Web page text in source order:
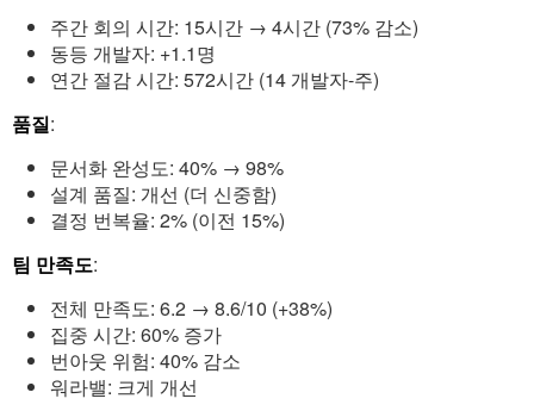
주간 회의 시간: 15시간 → 4시간 (73% 감소)
동등 개발자: +1.1명
연간 절감 시간: 572시간 (14 개발자-주)
품질:
문서화 완성도: 40% → 98%
설계 품질: 개선 (더 신중함)
결정 번복율: 2% (이전 15%)
팀 만족도:
전체 만족도: 6.2 → 8.6/10 (+38%)
집중 시간: 60% 증가
번아웃 위험: 40% 감소
워라밸: 크게 개선